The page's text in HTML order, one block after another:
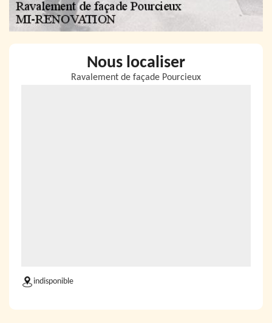
Nous localiser
Ravalement de façade Pourcieux
indisponible